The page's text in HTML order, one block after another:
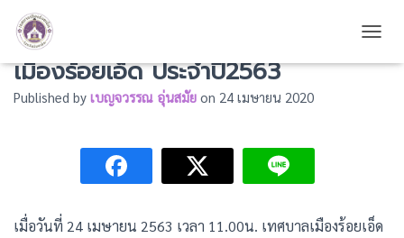
พิธีสักการะศาลพระภูมิเจ้าที่เทศบาล
เมืองร้อยเอ็ด ประจำปี2563
Published by เบญจวรรณ อุ่นสมัย on 24 เมษายน 2020
เมื่อวันที่ 24 เมษายน 2563 เวลา 11.00น. เทศบาลเมืองร้อยเอ็ด